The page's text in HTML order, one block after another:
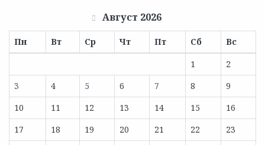
Август 2026
Пн Вт Ср Чт Пт Сб
Вс
1
2
3
4 5 6 7 8
9
10
11 12 13 14 15
16
17
18 19 20 21 22
23